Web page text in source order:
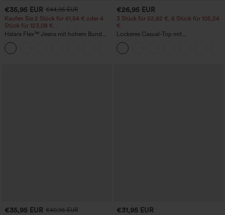
€35,95 EUR €44,95 EUR
Kaufen Sie 2 Stück für 61,54 € oder 4
Stück für 123,08 €.
Halara Flex™ Jeans mit hohem Bund
und Taschen, gewaschener, lässiger
Bootcut
€26,95 EUR
3 Stück für 52,62 €, 6 Stück für 105,24
€
Lockeres Casual-Top mit
Rundhalsausschnitt und
Fledermausärmeln
€35,95 EUR €40,95 EUR
€31,95 EUR